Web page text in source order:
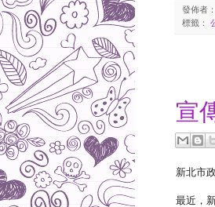
發佈者：
標籤：
宣
新北市
最近，